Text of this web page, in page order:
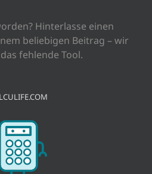
Hinterlasse einen
beliebigen Beitrag – wir
fehlende Tool.